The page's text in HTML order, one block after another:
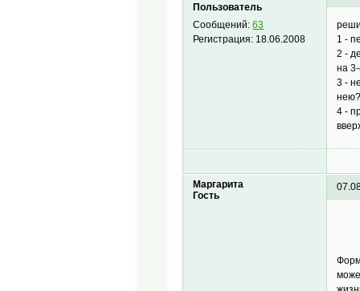
Пользователь
Сообщений:63
Регистрация: 18.06.2008
1 -
2 -
на
3 -
4 -
Маргарита
Гость